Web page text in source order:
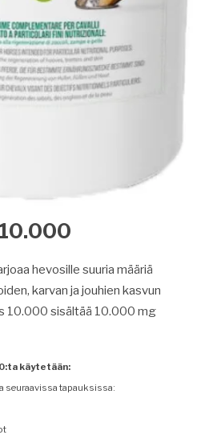
hevosille suuria määriä
karvan ja jouhien kasvun
10.000 sisältää 10.000 mg
käytetään:
seuraavissa tapauksissa: